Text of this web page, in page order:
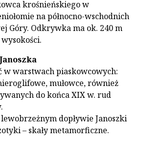
krośnieńskiego w
na północno-wschodnich
Góry. Odkrywka ma ok. 240 m
w warstwach piaskowcowych:
mułowce, również
do końca XIX w. rud
dopływie Janoszki
– skały metamorficzne.